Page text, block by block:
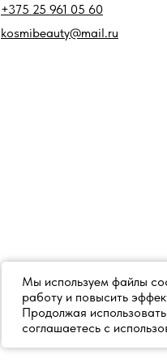
+375 25 961 05 60
kosmibeauty@mail.ru
Мы используем файлы
работу и повысить
Продолжая
соглашаетесь с